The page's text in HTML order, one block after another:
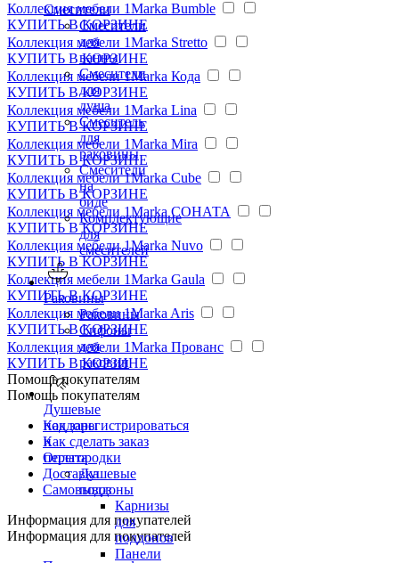
Смесители
Смесители
для
ванны
Смесители
для
душа
Смеситель
для
раковины
Смесители
на
биде
Комплектующие
для
смесителей
Раковины
Раковины
Сифоны
для
раковин
Душевые
поддоны
и
перегородки
Душевые
поддоны
Карнизы
для
поддонов
Панели
Коллекция мебели 1Marka Bumble
КУПИТЬ В КОРЗИНЕ
Коллекция мебели 1Marka Stretto
КУПИТЬ В КОРЗИНЕ
Коллекция мебели 1Marka Кода
КУПИТЬ В КОРЗИНЕ
Коллекция мебели 1Marka Lina
КУПИТЬ В КОРЗИНЕ
Коллекция мебели 1Marka Mira
КУПИТЬ В КОРЗИНЕ
Коллекция мебели 1Marka Cube
КУПИТЬ В КОРЗИНЕ
Коллекция мебели 1Marka СОНАТА
КУПИТЬ В КОРЗИНЕ
Коллекция мебели 1Marka Nuvo
КУПИТЬ В КОРЗИНЕ
Коллекция мебели 1Marka Gaula
КУПИТЬ В КОРЗИНЕ
Коллекция мебели 1Marka Aris
КУПИТЬ В КОРЗИНЕ
Коллекция мебели 1Marka Прованс
КУПИТЬ В КОРЗИНЕ
Помощь покупателям
Помощь покупателям
Как зарегистрироваться
Как сделать заказ
Оплата
Доставка
Самовывоз
Информация для покупателей
Информация для покупателей